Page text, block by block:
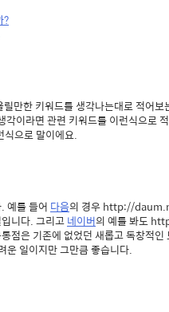
?
만한 키워드를 생각나는대로 적어
각이라면 관련 키워드를 이런식으로
으로 말이에요.
예를 들어 다음의 경우 http://
니다. 그리고네이버의 예를 봐도
점은 기존에 없었던 새롭고 독창적
운 일이지만 그만큼 좋습니다.